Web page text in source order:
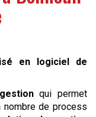
en logiciel de
qui permet
nombre de process